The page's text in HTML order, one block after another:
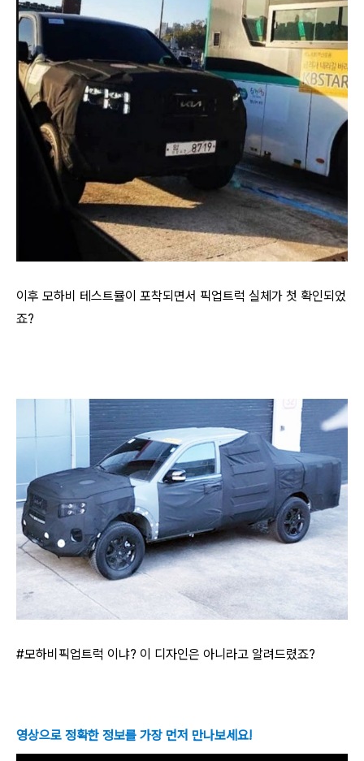
이후 모하비 테스트뮬이 포착되면서 픽업트럭 실체가 첫 확인되었
죠?
#모하비픽업트럭 이냐? 이 디자인은 아니라고 알려드렸죠?
영상으로 정확한 정보를 가장 먼저 만나보세요!